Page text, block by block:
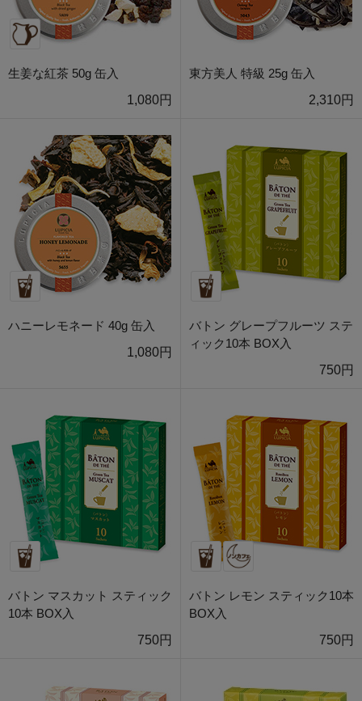
生姜な紅茶 50g 缶入
1,080円
東方美人 特級 25g 缶入
2,310円
ハニーレモネード 40g 缶入
1,080円
バトン グレープフルーツ ステ
ィック10本 BOX入
750円
バトン マスカット スティック
10本 BOX入
750円
バトン レモン スティック10本
BOX入
750円